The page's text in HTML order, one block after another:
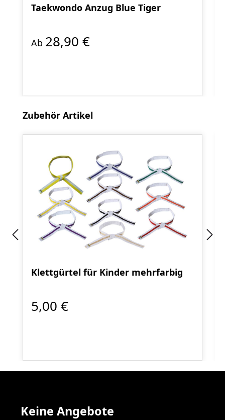
Taekwondo Anzug Blue Tiger
Ab 28,90 €
Produktgalerie überspringen
Zubehör Artikel
Klettgürtel für Kinder mehrfarbig
5,00 €
Keine Angebote